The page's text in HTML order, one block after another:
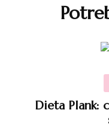
Navigazione
Dieta Plank: